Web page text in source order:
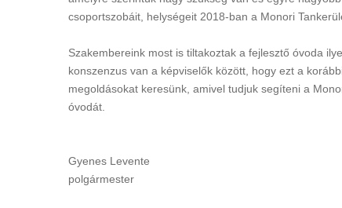
csoportszobáit, helységeit 2018-ban a Monori
Szakembereink most is tiltakoztak a fejlesztő óvoda
konszenzus van a képviselők között, hogy ezt a
megoldásokat keresünk, amivel tudjuk segíteni a
óvodát.
Gyenes Levente
polgármester